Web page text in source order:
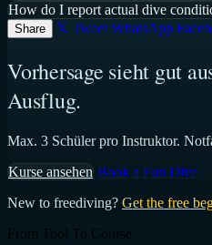
How do I report actual dive
Share 𝕏 Tweet WhatsApp
Vorhersage sieht gut
Ausflug.
Max. 3 Schüler pro Instruktor.
Kurse ansehen Book a Fun Dive
New to freediving? Get the free
From Tool To Course